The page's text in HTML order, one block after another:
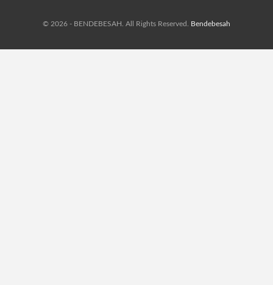
© 2026 - BENDEBESAH. All Rights Reserved. Bendebesah